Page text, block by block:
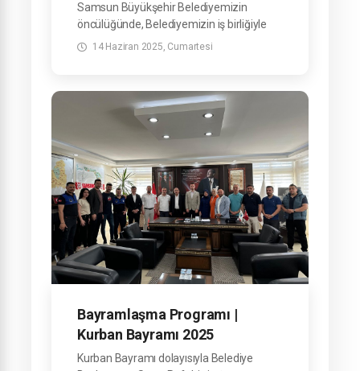
Samsun Büyükşehir Belediyemizin
öncülüğünde, Belediyemizin iş birliğiyle
ilçemizde düzenlediğimiz Çocuk Şenliği,
14 Haziran 2025, Cumartesi
Bayramlaşma Programı |
Kurban Bayramı 2025
Kurban Bayramı dolayısıyla Belediye